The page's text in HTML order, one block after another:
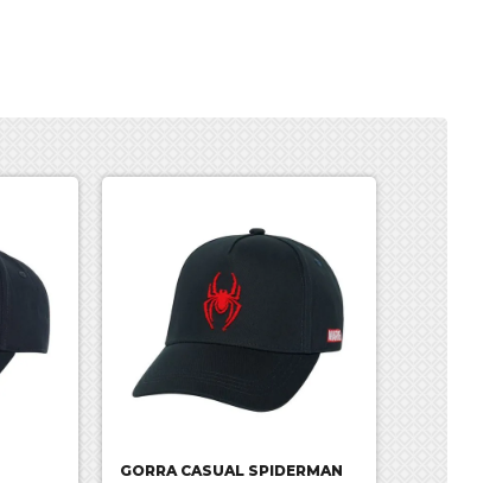
GORRA CASUAL SPIDERMAN